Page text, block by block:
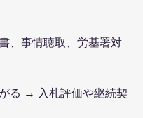
、事情聴取、労基署対
る → 入札評価や継続契